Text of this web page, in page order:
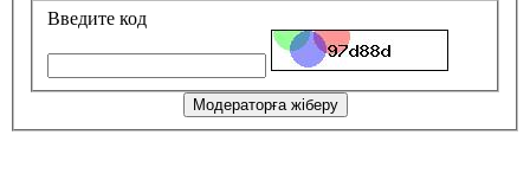
Введите код
Модераторға жіберу